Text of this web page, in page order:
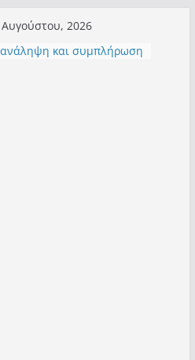
2026
και συμπλήρωση